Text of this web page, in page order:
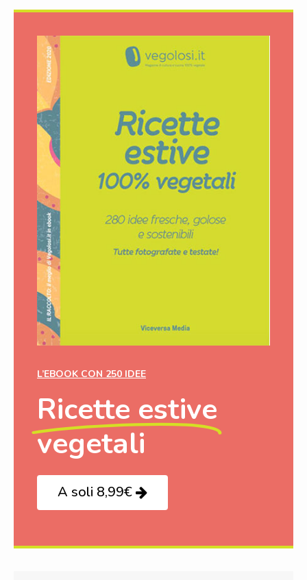
L’EBOOK CON 250 IDEE
Ricette estive
vegetali
A soli 8,99€